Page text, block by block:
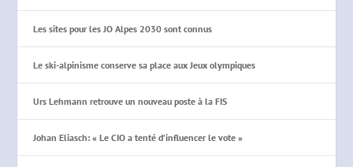
Les sites pour les JO Alpes 2030 sont connus
Le ski-alpinisme conserve sa place aux Jeux olympiques
Urs Lehmann retrouve un nouveau poste à la FIS
Johan Eliasch: « Le CIO a tenté d’influencer le vote »